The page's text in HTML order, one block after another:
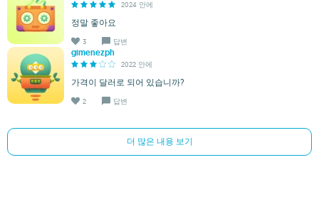
2024 안에
정말 좋아요
3 답변
gimenezph
2022 안에
가격이 달러로 되어 있습니까?
2 답변
더 많은 내용 보기